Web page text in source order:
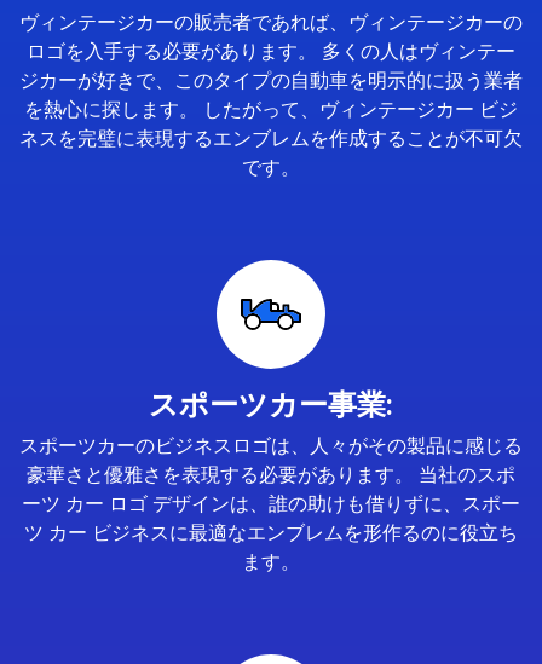
ヴィンテージカーの販売者であれば、ヴィンテージカーの
ロゴを入手する必要があります。 多くの人はヴィンテー
ジカーが好きで、このタイプの自動車を明示的に扱う業者
を熱心に探します。 したがって、ヴィンテージカー ビジ
ネスを完璧に表現するエンブレムを作成することが不可欠
です。
スポーツカー事業:
スポーツカーのビジネスロゴは、人々がその製品に感じる
豪華さと優雅さを表現する必要があります。 当社のスポ
ーツ カー ロゴ デザインは、誰の助けも借りずに、スポー
ツ カー ビジネスに最適なエンブレムを形作るのに役立ち
ます。